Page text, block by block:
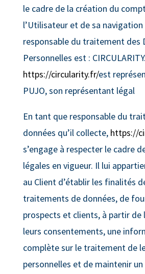
le cadre de la création du
l’Utilisateur et de sa navigation
responsable du traitement des
Personnelles est : CIRCULARITY.
https://circularity.fr/est
PUJO, son représentant légal
En tant que responsable du
données qu’il collecte, https://
s’engage à respecter le cadre
légales en vigueur. Il lui
au Client d’établir les finalités
traitements de données, de
prospects et clients, à partir de
leurs consentements, une
complète sur le traitement de
personnelles et de maintenir